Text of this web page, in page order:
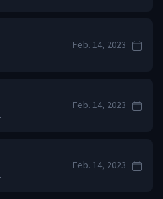
Feb. 14, 2023
Feb. 14, 2023
Feb. 14, 2023